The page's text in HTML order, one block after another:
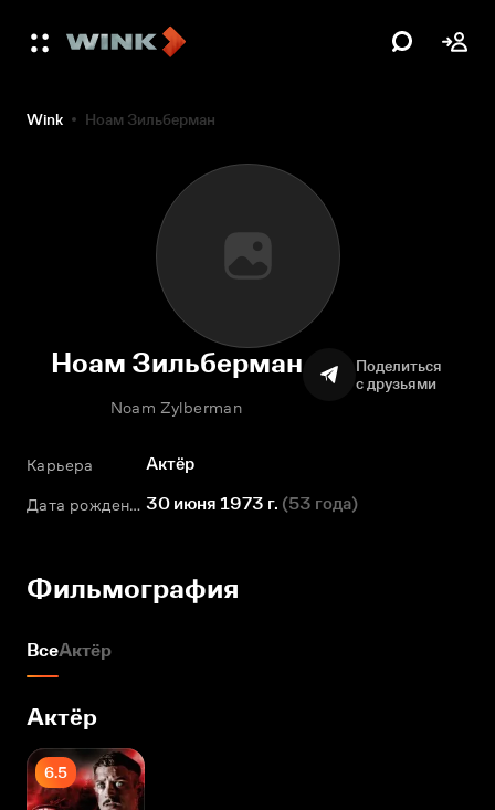
Wink Ноам Зильберман
Ноам Зильберман
Noam Zylberman
Поделиться
с друзьями
Карьера Актёр
Дата рождения 30 июня 1973 г. (53 года)
Фильмография
ВсеАктёр
Актёр
6.5